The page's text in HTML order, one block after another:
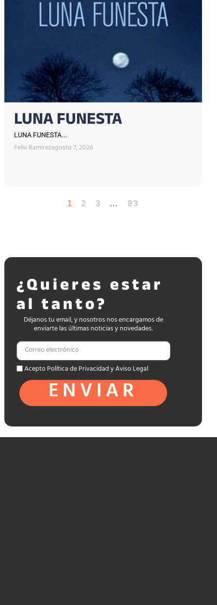
LUNA FUNESTA
LUNA FUNESTA...
Felix Ramirezagosto 7, 2026
1 2 3 … 93
¿Quieres estar
al tanto?
Déjanos tu email, y nosotros nos encargamos de
enviarte las últimas noticias y novedades.
Acepto Política de Privacidad y Aviso Legal
ENVIAR